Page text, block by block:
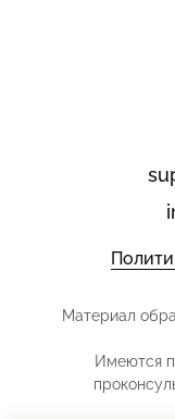
Материал
Имеются